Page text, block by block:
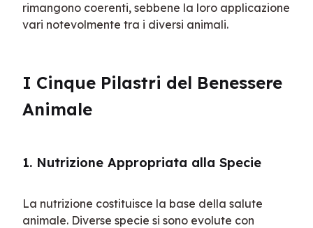
rimangono coerenti, sebbene la loro applicazione
vari notevolmente tra i diversi animali.
I Cinque Pilastri del Benessere
Animale
1. Nutrizione Appropriata alla Specie
La nutrizione costituisce la base della salute
animale. Diverse specie si sono evolute con